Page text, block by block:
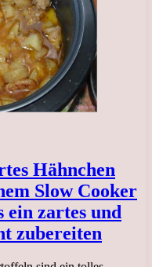
Hähnchen
Slow Cooker
ein zartes und
zubereiten